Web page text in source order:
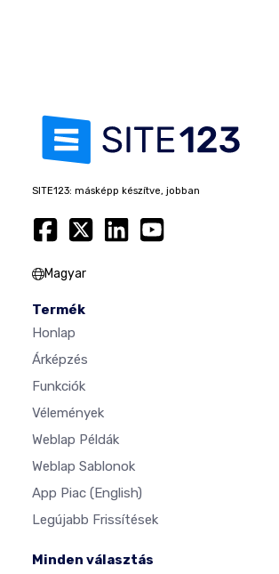
SITE123: másképp készítve, jobban
Magyar
Termék
Honlap
Árképzés
Funkciók
Vélemények
Weblap Példák
Weblap Sablonok
App Piac (English)
Legújabb Frissítések
Minden választás